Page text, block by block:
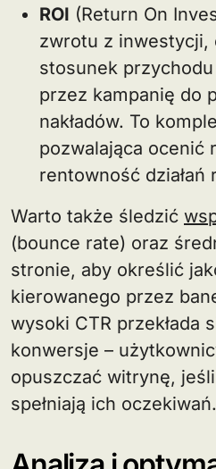
ROI (Return On
zwrotu z inwestycji,
stosunek
przez kampanię do
nakładów. To
pozwalająca ocenić
rentowność działań
Warto także śledzić
(bounce rate) oraz
stronie, aby określić
kierowanego przez
wysoki CTR przekłada
konwersje –
opuszczać witrynę,
spełniają ich oczekiwań.